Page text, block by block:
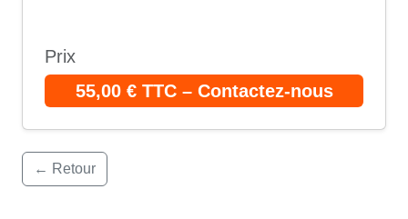
Prix
55,00 € TTC – Contactez-nous
← Retour